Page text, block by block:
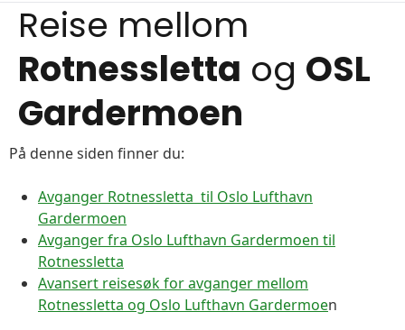
Reise mellom
Rotnessletta og OSL
Gardermoen
På denne siden finner du:
Avganger Rotnessletta til Oslo Lufthavn
Gardermoen
Avganger fra Oslo Lufthavn Gardermoen til
Rotnessletta
Avansert reisesøk for avganger mellom
Rotnessletta og Oslo Lufthavn Gardermoen